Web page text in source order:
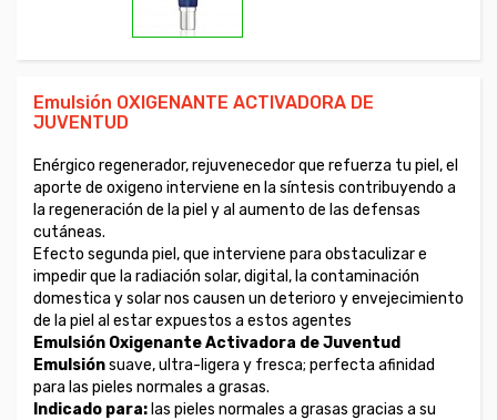
Emulsión OXIGENANTE ACTIVADORA DE
JUVENTUD
Enérgico regenerador, rejuvenecedor que refuerza tu piel, el
aporte de oxigeno interviene en la síntesis contribuyendo a
la regeneración de la piel y al aumento de las defensas
cutáneas.
Efecto segunda piel, que interviene para obstaculizar e
impedir que la radiación solar, digital, la contaminación
domestica y solar nos causen un deterioro y envejecimiento
de la piel al estar expuestos a estos agentes
Emulsión Oxigenante Activadora de Juventud
Emulsiónsuave, ultra-ligera y fresca; perfecta afinidad
para las pieles normales a grasas.
Indicado para: las pieles normales a grasas gracias a su